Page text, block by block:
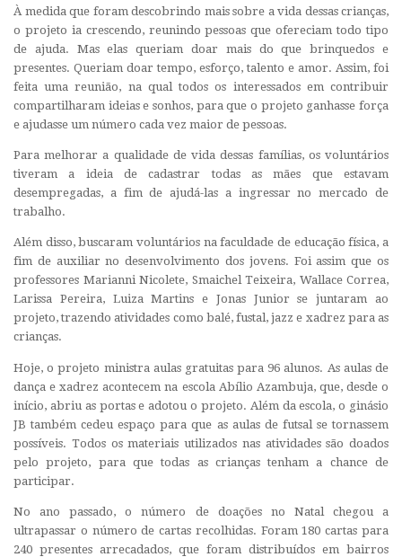
À medida que foram descobrindo mais sobre a vida dessas crianças,
o projeto ia crescendo, reunindo pessoas que ofereciam todo tipo
de ajuda. Mas elas queriam doar mais do que brinquedos e
presentes. Queriam doar tempo, esforço, talento e amor. Assim, foi
feita uma reunião, na qual todos os interessados em contribuir
compartilharam ideias e sonhos, para que o projeto ganhasse força
e ajudasse um número cada vez maior de pessoas.
Para melhorar a qualidade de vida dessas famílias, os voluntários
tiveram a ideia de cadastrar todas as mães que estavam
desempregadas, a fim de ajudá-las a ingressar no mercado de
trabalho.
Além disso, buscaram voluntários na faculdade de educação física, a
fim de auxiliar no desenvolvimento dos jovens. Foi assim que os
professores Marianni Nicolete, Smaichel Teixeira, Wallace Correa,
Larissa Pereira, Luiza Martins e Jonas Junior se juntaram ao
projeto, trazendo atividades como balé, fustal, jazz e xadrez para as
crianças.
Hoje, o projeto ministra aulas gratuitas para 96 alunos. As aulas de
dança e xadrez acontecem na escola Abílio Azambuja, que, desde o
início, abriu as portas e adotou o projeto. Além da escola, o ginásio
JB também cedeu espaço para que as aulas de futsal se tornassem
possíveis. Todos os materiais utilizados nas atividades são doados
pelo projeto, para que todas as crianças tenham a chance de
participar.
No ano passado, o número de doações no Natal chegou a
ultrapassar o número de cartas recolhidas. Foram 180 cartas para
240 presentes arrecadados, que foram distribuídos em bairros